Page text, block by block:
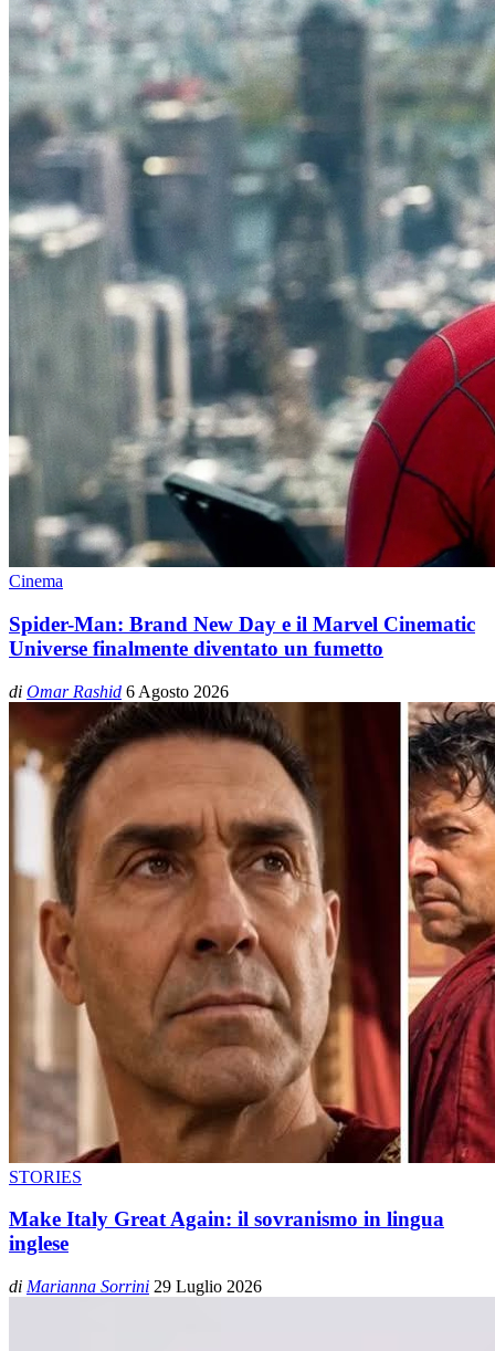
Cinema
Spider-Man: Brand New Day e il Marvel Cinematic
Universe finalmente diventato un fumetto
di Omar Rashid 6 Agosto 2026
STORIES
Make Italy Great Again: il sovranismo in lingua
inglese
di Marianna Sorrini 29 Luglio 2026